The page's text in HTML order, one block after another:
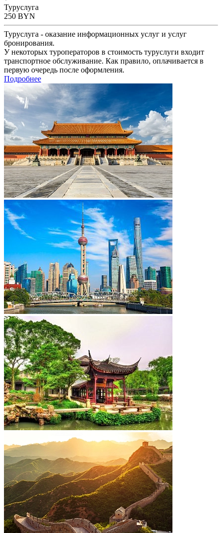
Туруслуга
250 BYN
Туруслуга - оказание информационных услуг и услуг
бронирования.
У некоторых туроператоров в стоимость туруслуги входит
транспортное обслуживание. Как правило, оплачивается в
первую очередь после оформления.
Подробнее